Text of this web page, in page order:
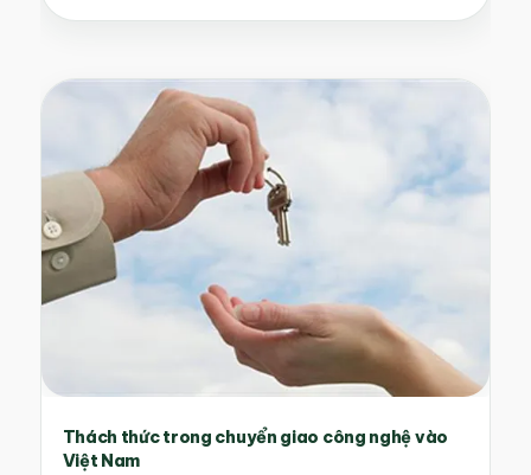
Thách thức trong chuyển giao công nghệ vào
Việt Nam